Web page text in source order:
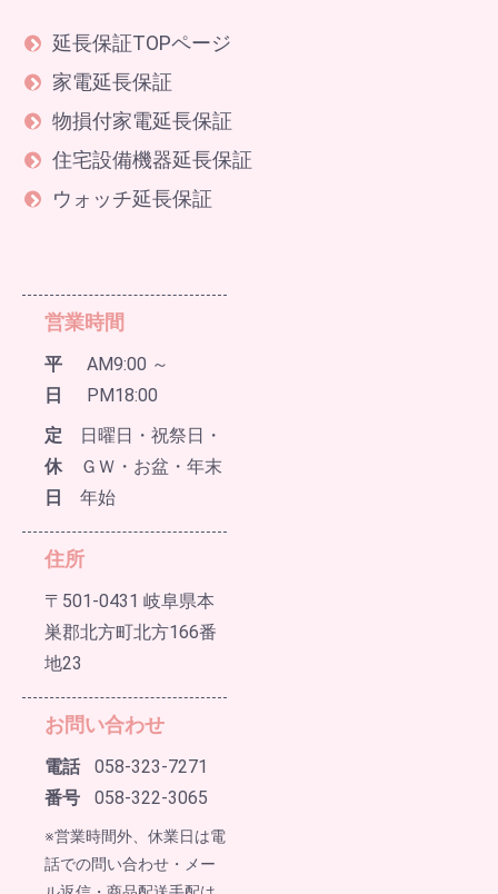
延長保証TOPページ
家電延長保証
物損付家電延長保証
住宅設備機器延長保証
ウォッチ延長保証
営業時間
平
日
AM9:00 ～
PM18:00
定
休
日
日曜日・祝祭日・
ＧＷ・お盆・年末
年始
住所
〒501-0431 岐阜県本
巣郡北方町北方166番
地23
お問い合わせ
電話
番号
058-323-7271
058-322-3065
※営業時間外、休業日は電
話での問い合わせ・メー